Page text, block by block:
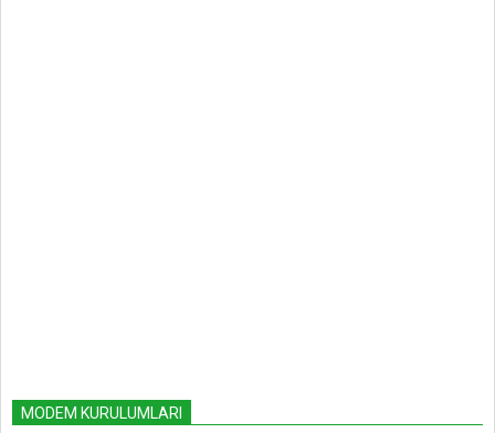
MODEM KURULUMLARI